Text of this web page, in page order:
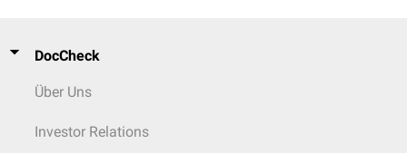
DocCheck
Über Uns
Investor Relations